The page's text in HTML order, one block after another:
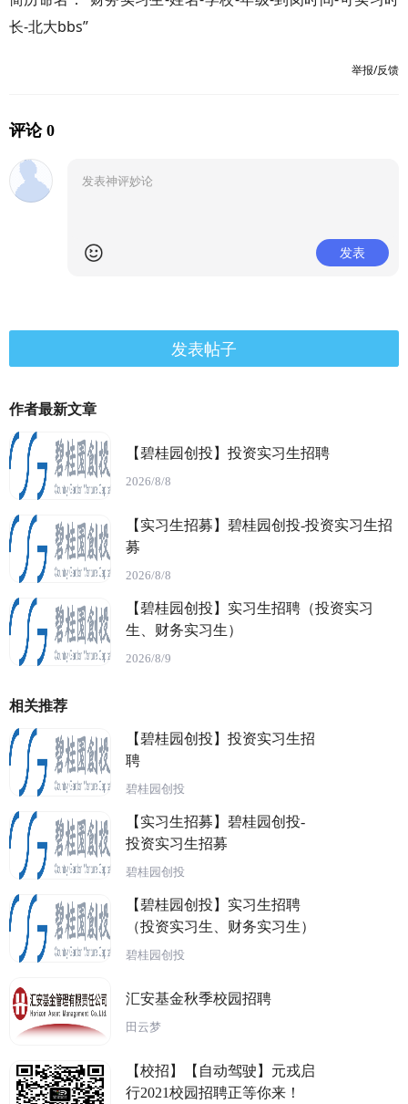
长-北大bbs”
举报/反馈
评论 0
发表
发表帖子
作者最新文章
【碧桂园创投】投资实习生招聘
2026/8/8
【实习生招募】碧桂园创投-投资实习生招
募
2026/8/8
【碧桂园创投】实习生招聘（投资实习
生、财务实习生）
2026/8/9
相关推荐
【碧桂园创投】投资实习生招
聘
碧桂园创投
【实习生招募】碧桂园创投-
投资实习生招募
碧桂园创投
【碧桂园创投】实习生招聘
（投资实习生、财务实习生）
碧桂园创投
汇安基金秋季校园招聘
田云梦
【校招】【自动驾驶】元戎启
行2021校园招聘正等你来！